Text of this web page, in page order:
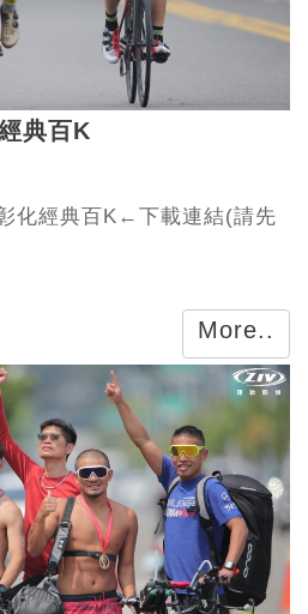
典百K
化經典百K←下載連結(請先
More..